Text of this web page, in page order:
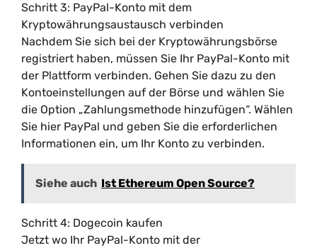
Schritt 3: PayPal-Konto mit dem
Kryptowährungsaustausch verbinden
Nachdem Sie sich bei der Kryptowährungsbörse
registriert haben, müssen Sie Ihr PayPal-Konto mit
der Plattform verbinden. Gehen Sie dazu zu den
Kontoeinstellungen auf der Börse und wählen Sie
die Option „Zahlungsmethode hinzufügen“. Wählen
Sie hier PayPal und geben Sie die erforderlichen
Informationen ein, um Ihr Konto zu verbinden.
Siehe auch Ist Ethereum Open Source?
Schritt 4: Dogecoin kaufen
Jetzt wo Ihr PayPal-Konto mit der